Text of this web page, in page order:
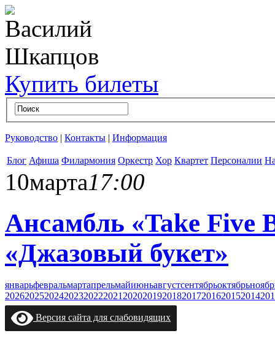
Купить билеты
Руководство | Контакты | Информация
Блог Афиша Филармония Оркестр Хор Квартет Персоналии
10марта17:00
Ансамбль «Take Five
«Джазовый букет»
январьфевральмартапрельмайиюньавгустсентябрьоктябрь
2026202520242023202220212020201920182017201620152014
Версия сайта для слабовидящих